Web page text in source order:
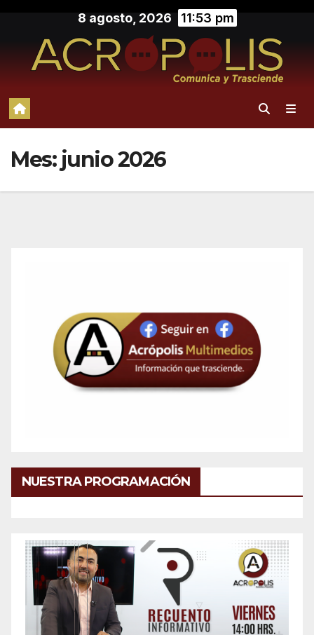
contenido
8 agosto, 2026 11:53 pm
Mes: junio 2026
NUESTRA PROGRAMACIÓN